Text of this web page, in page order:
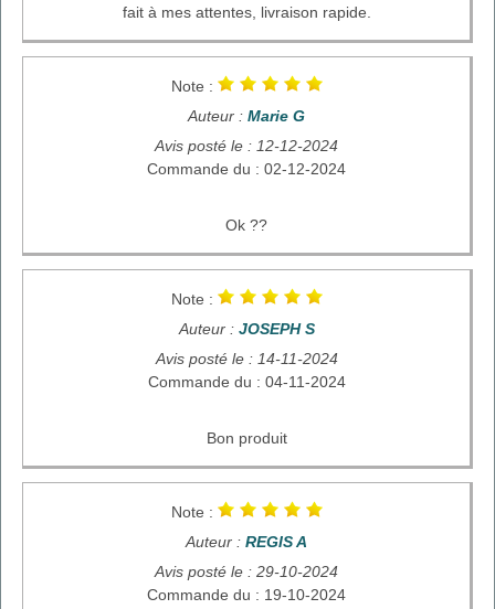
fait à mes attentes, livraison rapide.
Note :
Auteur : Marie G
Avis posté le : 12-12-2024
Commande du : 02-12-2024
Ok ??
Note :
Auteur : JOSEPH S
Avis posté le : 14-11-2024
Commande du : 04-11-2024
Bon produit
Note :
Auteur : REGIS A
Avis posté le : 29-10-2024
Commande du : 19-10-2024